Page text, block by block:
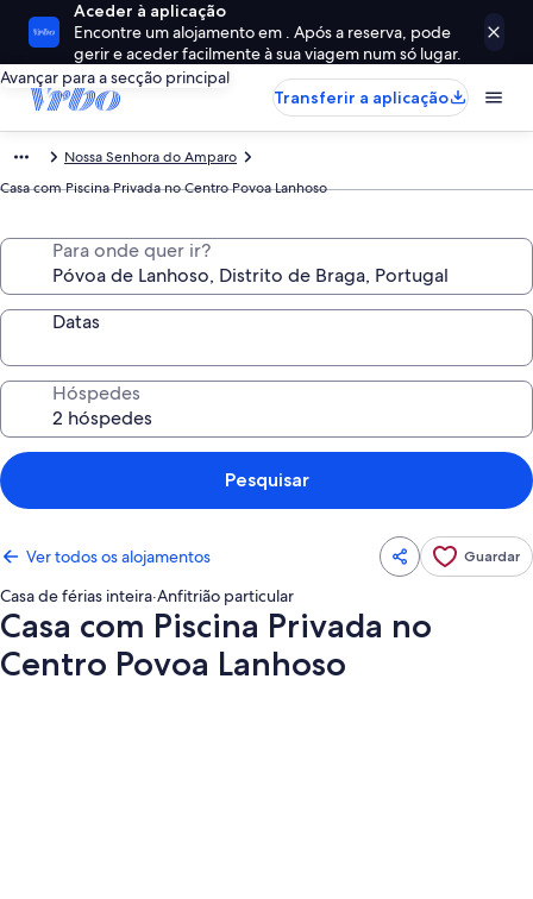
Aceder à aplicação
Encontre um alojamento em . Após a reserva, pode
gerir e aceder facilmente à sua viagem num só lugar.
Avançar para a secção principal
Transferir a aplicação
Nossa Senhora do Amparo
Casa com Piscina Privada no Centro Povoa Lanhoso
Para onde quer ir?
Datas
Hóspedes
Pesquisar
Ver todos os alojamentos Guardar
Casa de férias inteira·Anfitrião particular
Casa com Piscina Privada no
Centro Povoa Lanhoso